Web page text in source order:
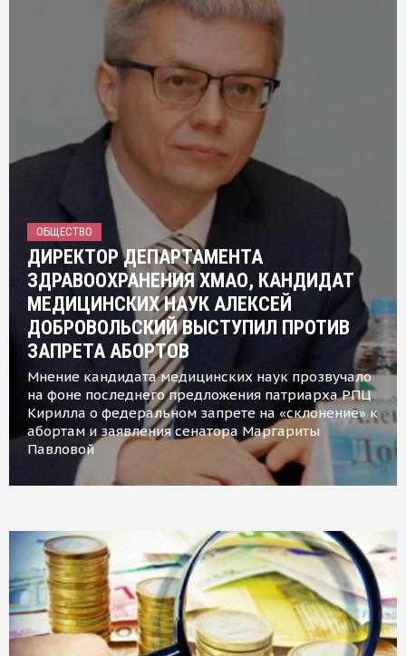
ОБЩЕСТВО
ДИРЕКТОР ДЕПАРТАМЕНТА
ЗДРАВООХРАНЕНИЯ ХМАО, КАНДИДАТ
МЕДИЦИНСКИХ НАУК АЛЕКСЕЙ
ДОБРОВОЛЬСКИЙ ВЫСТУПИЛ ПРОТИВ
ЗАПРЕТА АБОРТОВ
Мнение кандидата медицинских наук прозвучало
на фоне последнего предложения патриарха РПЦ
Кирилла о федеральном запрете на «склонение» к
абортам и заявления сенатора Маргариты
Павловой